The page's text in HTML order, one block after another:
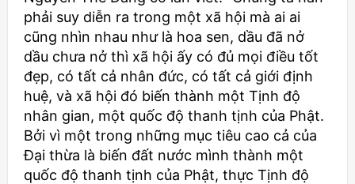
phải suy diễn ra trong một xã hội mà ai ai
cũng nhìn nhau như là hoa sen, dầu đã nở
dầu chưa nở thì xã hội ấy có đủ mọi điều tốt
đẹp, có tất cả nhân đức, có tất cả giới định
huệ, và xã hội đó biến thành một Tịnh độ
nhân gian, một quốc độ thanh tịnh của Phật.
Bởi vì một trong những mục tiêu cao cả của
Đại thừa là biến đất nước mình thành một
quốc độ thanh tịnh của Phật, thực Tịnh độ